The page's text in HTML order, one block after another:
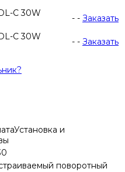
C 30W
- - Заказать
C 30W
- - Заказать
Установка и
поворотный